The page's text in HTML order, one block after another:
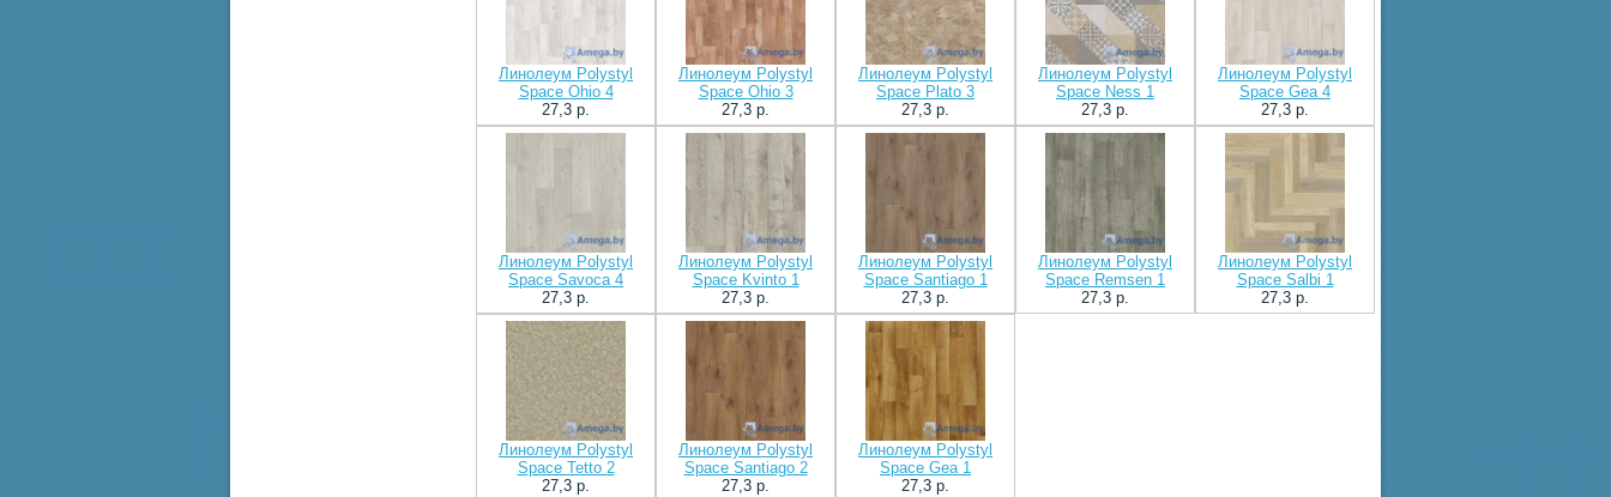
Линолеум Polystyl
Space Ohio 4
27,3 p.
Линолеум Polystyl
Space Ohio 3
27,3 p.
Линолеум Polystyl
Space Plato 3
27,3 p.
Линолеум Polystyl
Space Ness 1
27,3 p.
Линолеум Polystyl
Space Gea 4
27,3 p.
Линолеум Polystyl
Space Savoca 4
27,3 p.
Линолеум Polystyl
Space Kvinto 1
27,3 p.
Линолеум Polystyl
Space Santiago 1
27,3 p.
Линолеум Polystyl
Space Remsen 1
27,3 p.
Линолеум Polystyl
Space Salbi 1
27,3 p.
Линолеум Polystyl
Space Tetto 2
27,3 p.
Линолеум Polystyl
Space Santiago 2
27,3 p.
Линолеум Polystyl
Space Gea 1
27,3 p.